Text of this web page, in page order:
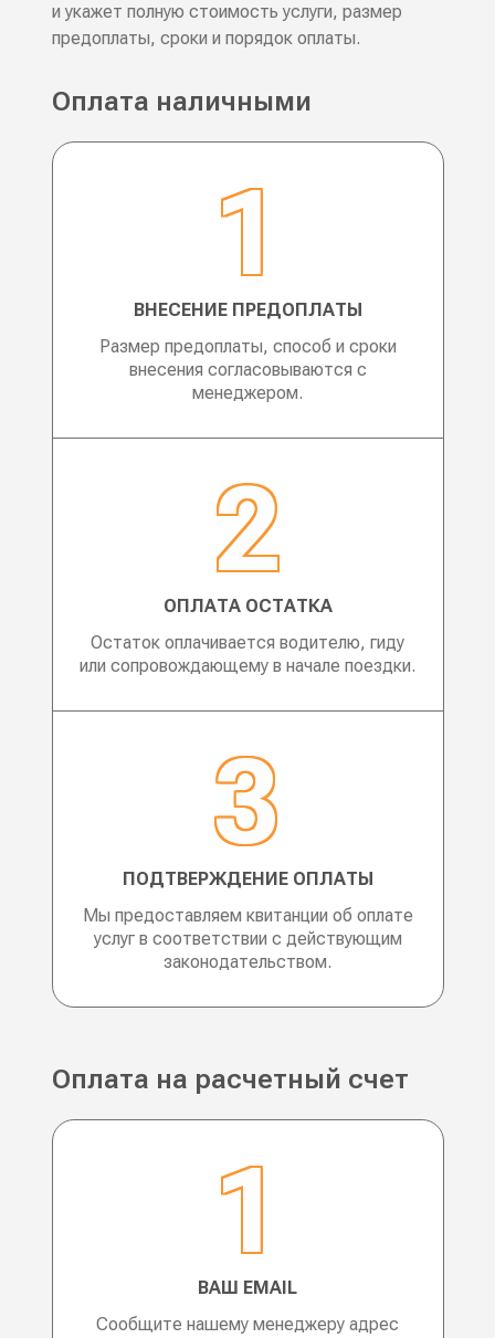
и укажет полную стоимость услуги, размер
предоплаты, сроки и порядок оплаты.
Оплата наличными
ВНЕСЕНИЕ ПРЕДОПЛАТЫ
Размер предоплаты, способ и сроки
внесения согласовываются с
менеджером.
ОПЛАТА ОСТАТКА
Остаток оплачивается водителю, гиду
или сопровождающему в начале поездки.
ПОДТВЕРЖДЕНИЕ ОПЛАТЫ
Мы предоставляем квитанции об оплате
услуг в соответствии с действующим
законодательством.
Оплата на расчетный счет
ВАШ EMAIL
Сообщите нашему менеджеру адрес